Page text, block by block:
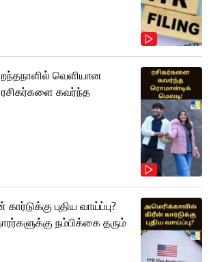
வெளியான
கவர்ந்த
புதிய வாய்ப்பு?
நம்பிக்கை தரும்